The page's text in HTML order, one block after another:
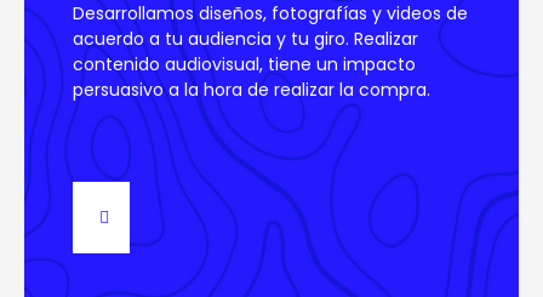
Desarrollamos diseños, fotografías y videos de
acuerdo a tu audiencia y tu giro. Realizar
contenido audiovisual, tiene un impacto
persuasivo a la hora de realizar la compra.